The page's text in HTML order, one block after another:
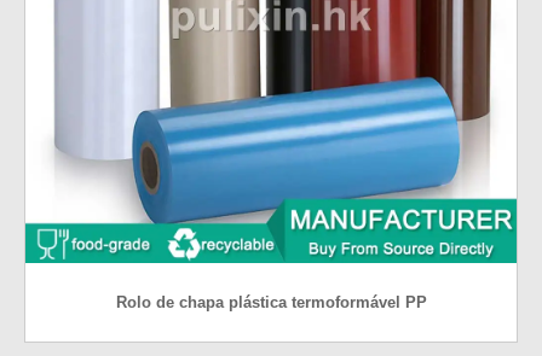
Rolo de chapa plástica termoformável PP